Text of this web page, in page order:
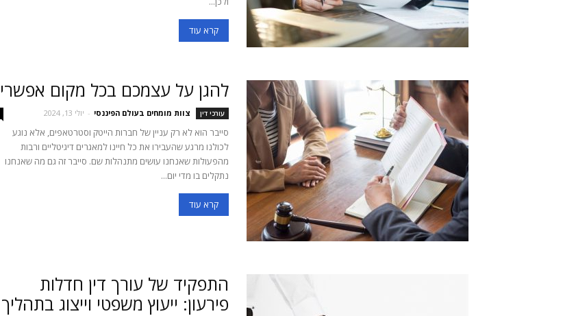
קרא עוד
להגן על עצמכם בכל מקום אפשרי
עורכי דין צוות מומחים בעולם הפיננסי - יולי 13, 2024
סייבר הוא לא רק עניין של חברות הייטק וסטרטאפים, אלא נוגע
לכולנו מרגע שהעבירו את כל חיינו למאגרים דיגיטליים ורבות
מהפעולות שאנחנו עושים מתנהלות שם. סייבר זה גם מה שאנחנו
נתקלים בו מדי יום...
קרא עוד
התפקיד של עורך דין חדלות
פירעון: ייעוץ משפטי וייצוג בתהליך